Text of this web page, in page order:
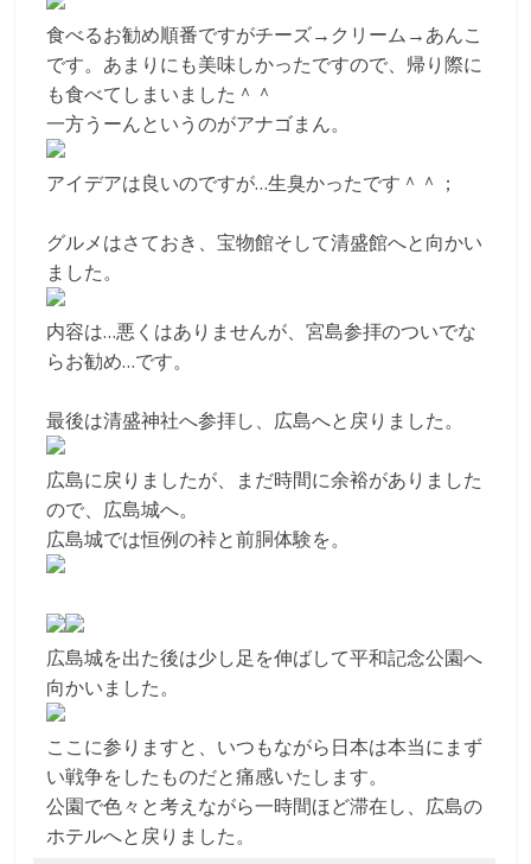
食べるお勧め順番ですがチーズ→クリーム→あんこ
です。あまりにも美味しかったですので、帰り際に
も食べてしまいました＾＾
一方うーんというのがアナゴまん。
アイデアは良いのですが…生臭かったです＾＾；
グルメはさておき、宝物館そして清盛館へと向かい
ました。
内容は…悪くはありませんが、宮島参拝のついでな
らお勧め…です。
最後は清盛神社へ参拝し、広島へと戻りました。
広島に戻りましたが、まだ時間に余裕がありました
ので、広島城へ。
広島城では恒例の裃と前胴体験を。
広島城を出た後は少し足を伸ばして平和記念公園へ
向かいました。
ここに参りますと、いつもながら日本は本当にまず
い戦争をしたものだと痛感いたします。
公園で色々と考えながら一時間ほど滞在し、広島の
ホテルへと戻りました。